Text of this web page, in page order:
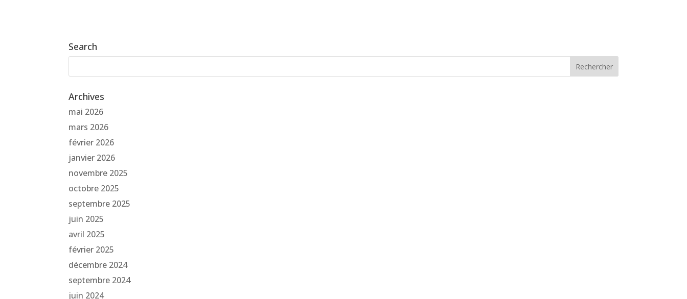
Search
Archives
mai 2026
mars 2026
février 2026
janvier 2026
novembre 2025
octobre 2025
septembre 2025
juin 2025
avril 2025
février 2025
décembre 2024
septembre 2024
juin 2024